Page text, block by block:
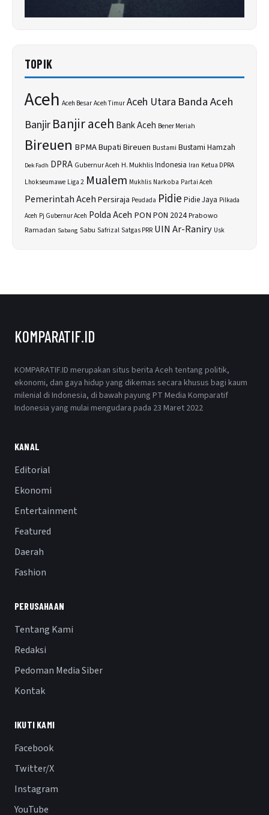
TOPIK
Aceh Aceh Besar Aceh Timur Aceh Utara Banda Aceh
BanjirBanjir aceh Bank Aceh Bener Meriah
Bireuen BPMABupati Bireuen Bustami Bustami Hamzah
Dek Fadh DPRA Gubernur Aceh H. MukhlisIndonesia Iran Ketua DPRA
Lhokseumawe Liga 2 Mualem Mukhlis Narkoba Partai Aceh
Pemerintah AcehPersiraja Peudada Pidie Pidie Jaya Pilkada
Aceh Pj Gubernur Aceh Polda Aceh PON PON 2024Prabowo
Ramadan Sabang Sabu SafrizalSatgas PRR UIN Ar-Raniry Usk
KOMPARATIF.ID
KOMPARATIF.ID merupakan situs berita Aceh tentang politik,
ekonomi, dan gaya hidup yang dikemas secara khusus bagi kaum
milenial di Indonesia, di bawah payung PT Media Komparatif
Indonesia yang mulai mengudara pada 23 Maret 2022
KANAL
Editorial
Ekonomi
Entertainment
Featured
Daerah
Fashion
PERUSAHAAN
Tentang Kami
Redaksi
Pedoman Media Siber
Kontak
IKUTI KAMI
Facebook
Twitter/X
Instagram
YouTube